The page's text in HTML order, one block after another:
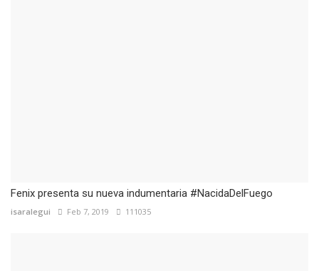
Fenix presenta su nueva indumentaria #NacidaDelFuego
isaralegui Feb 7, 2019 111035